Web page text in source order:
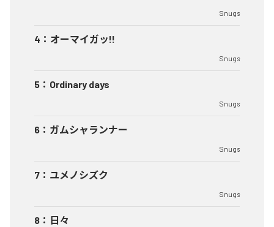
Snugs
4 ： オーマイガッ!!
Snugs
5 ： Ordinary days
Snugs
6 ： ガムシャランナー
Snugs
7 ： ユメノシズク
Snugs
8 ： 日々